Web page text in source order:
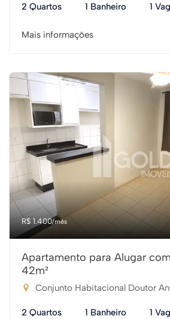
2 Quartos 1 Banheiro 1
Mais informações
R$ 1.400/mês
Apartamento para Alugar
42m²
Conjunto Habitacional Doutor Antônio
2 Quartos 1 Banheiro 1